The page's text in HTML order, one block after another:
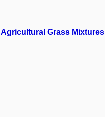
Grass Mixtures